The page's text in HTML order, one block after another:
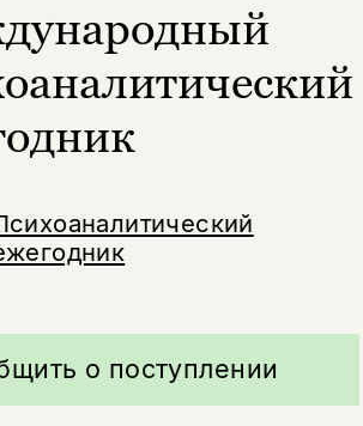
о поступлении